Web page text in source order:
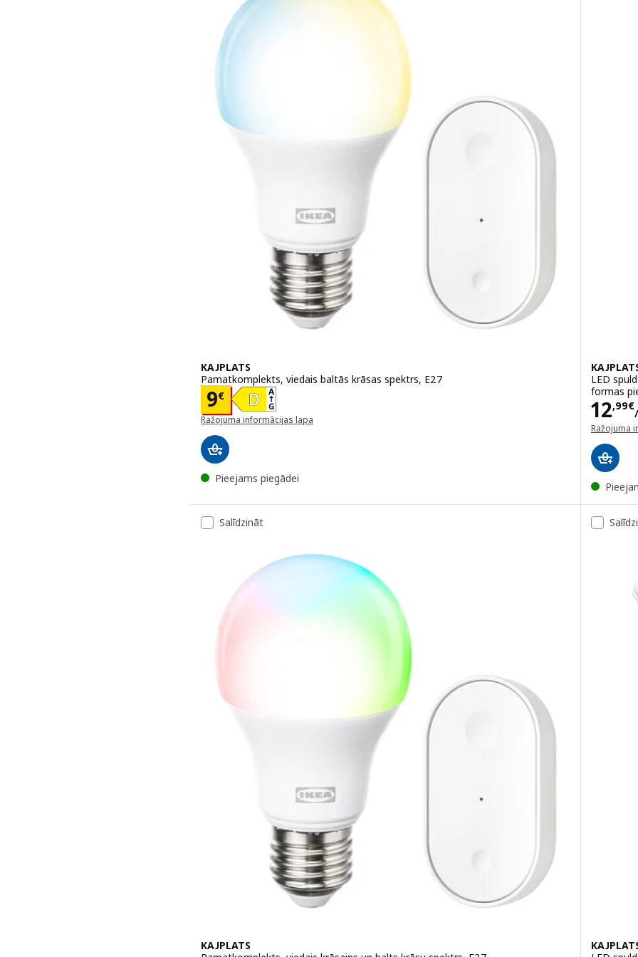
KAJPLATS
Pamatkomplekts, viedais baltās krāsas spektrs, E27
9€
Cena 9€
Ražojuma informācijas lapa
Pieejams piegādei
LED
formas
12,99€
Ražojuma
Salīdzināt
KAJPLATS